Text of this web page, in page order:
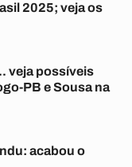
2025; veja os
veja possíveis
PB e Sousa na
acabou o